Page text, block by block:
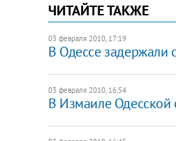
ЧИТАЙТЕ ТАКЖЕ
03 февраля 2010, 17:19
В Одессе задержали
03 февраля 2010, 16:54
В Измаиле Одесской